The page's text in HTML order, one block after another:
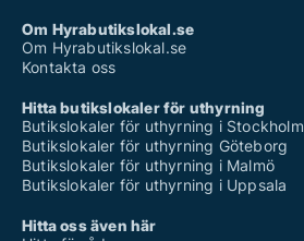
Om Hyrabutikslokal.se
Om Hyrabutikslokal.se
Kontakta oss
Hitta butikslokaler för uthyrning
Butikslokaler för uthyrning i Stockholm
Butikslokaler för uthyrning Göteborg
Butikslokaler för uthyrning i Malmö
Butikslokaler för uthyrning i Uppsala
Hitta oss även här